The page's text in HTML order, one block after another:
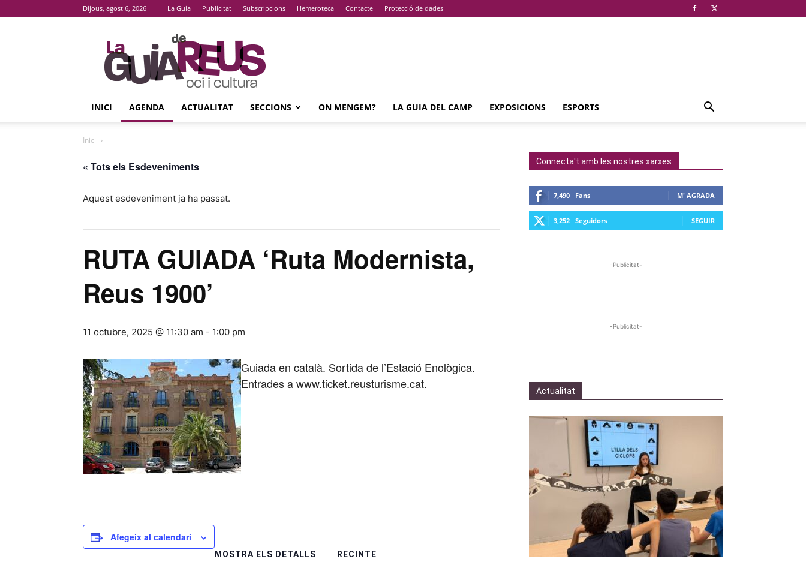
Dijous, agost 6, 2026 La Guia Publicitat Subscripcions Hemeroteca Contacte Protecció de dades
La
Guia
De
Reus
INICI AGENDA ACTUALITAT SECCIONS ON MENGEM? LA GUIA DEL CAMP EXPOSICIONS ESPORTS
Inici
« Tots els Esdeveniments
Aquest esdeveniment ja ha passat.
RUTA GUIADA ‘Ruta Modernista,
Reus 1900’
11 octubre, 2025 @ 11:30 am - 1:00 pm
Guiada en català. Sortida de l’Estació Enològica.
Entrades a www.ticket.reusturisme.cat.
Afegeix al calendari
MOSTRA ELS DETALLS RECINTE
Connecta't amb les nostres xarxes
7,490 Fans M' AGRADA
3,252 Seguidors SEGUIR
-Publicitat-
-Publicitat-
Actualitat